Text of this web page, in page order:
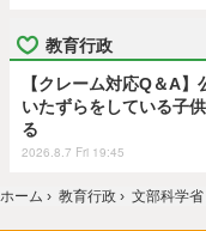
教育行政
【クレーム対応Q＆A】
いたずらをしている子
る
2026.8.7 Fri 19:45
ホーム › 教育行政 › 文部科学省